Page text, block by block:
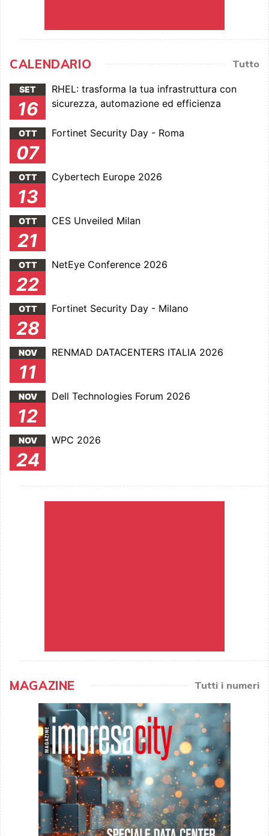
CALENDARIO Tutto
SET
16
RHEL: trasforma la tua infrastruttura con
sicurezza, automazione ed efficienza
OTT
07
Fortinet Security Day - Roma
OTT
13
Cybertech Europe 2026
OTT
21
CES Unveiled Milan
OTT
22
NetEye Conference 2026
OTT
28
Fortinet Security Day - Milano
NOV
11
RENMAD DATACENTERS ITALIA 2026
NOV
12
Dell Technologies Forum 2026
NOV
24
WPC 2026
MAGAZINE Tutti i numeri